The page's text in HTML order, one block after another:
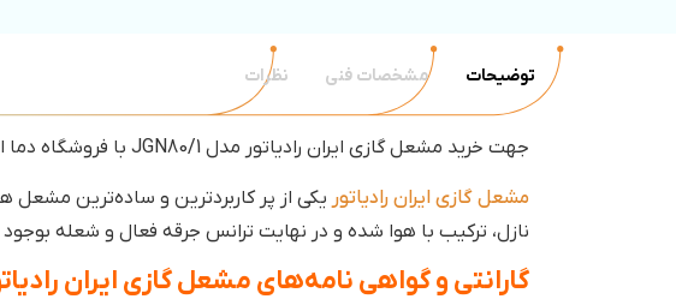
توضیحات مشخصات فنی نظرات
جهت خرید مشعل گازی ایران رادیاتور مدل JGN80/1 با فروشگاه دما استار تماس حاصل فرمایید.
مشعل گازی ایران رادیاتور یکی از پر کاربردترین و ساده‌ترین
نازل، ترکیب با هوا شده و در نهایت ترانس جرقه فعال و شعله
گارانتی و گواهی نامه‌های مشعل گازی ایران